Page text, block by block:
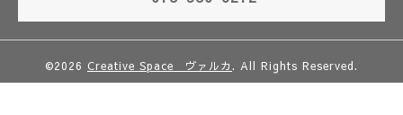
©2026 Creative Space ヴァルカ. All Rights Reserved.